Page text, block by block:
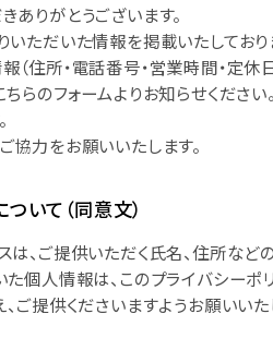
ありがとうございます。
いただいた情報を掲載いたしており
（住所・電話番号・営業時間・定
ちらのフォームよりお知らせくださ
協力をお願いいたします。
いて（同意文）
は、ご提供いただく氏名、住所な
た個人情報は、このプライバシー
ご提供くださいますようお願いいた